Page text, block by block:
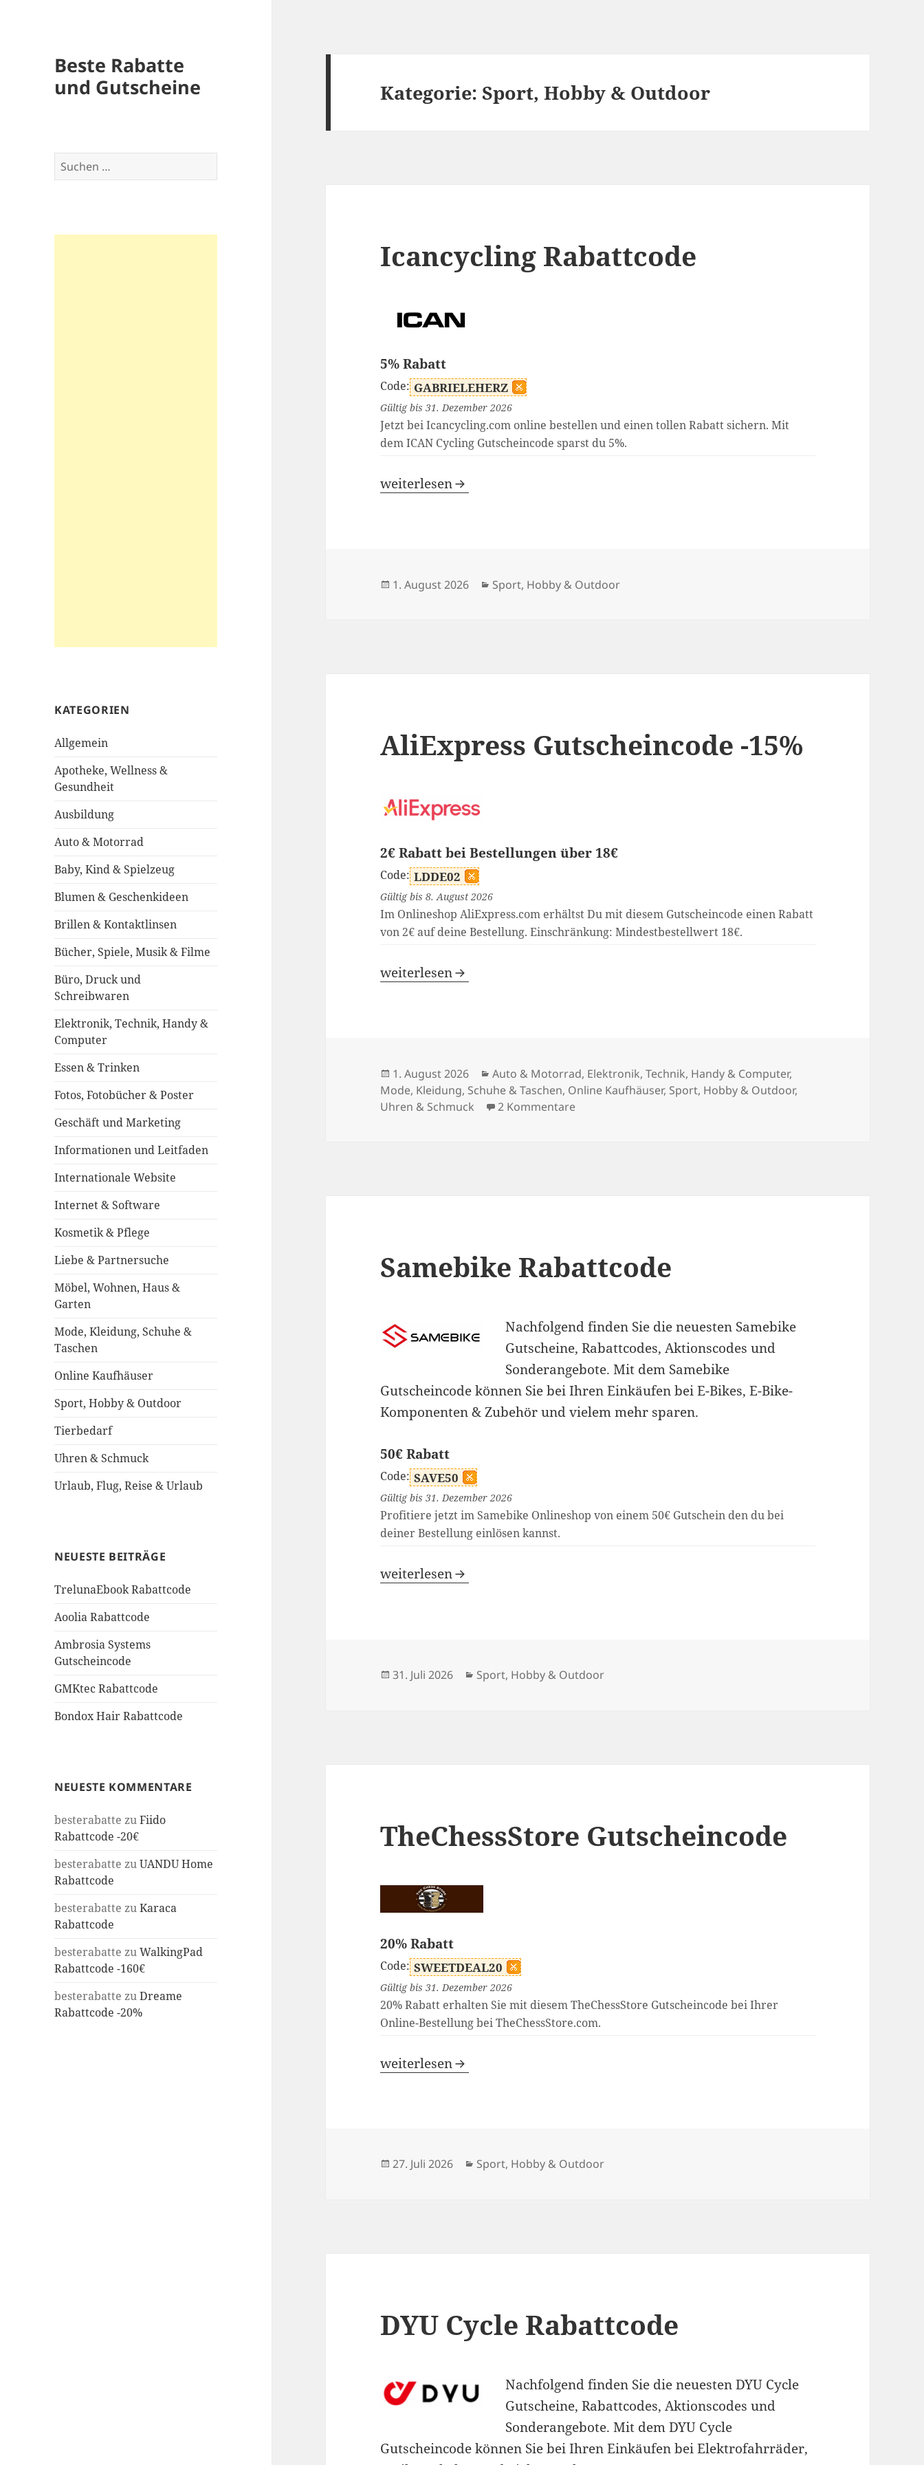
Beste Rabatte
und Gutscheine
Suchen
nach:
KATEGORIEN
Allgemein
Apotheke, Wellness &
Gesundheit
Ausbildung
Auto & Motorrad
Baby, Kind & Spielzeug
Blumen & Geschenkideen
Brillen & Kontaktlinsen
Bücher, Spiele, Musik & Filme
Büro, Druck und
Schreibwaren
Elektronik, Technik, Handy &
Computer
Essen & Trinken
Fotos, Fotobücher & Poster
Geschäft und Marketing
Informationen und Leitfaden
Internationale Website
Internet & Software
Kosmetik & Pflege
Liebe & Partnersuche
Möbel, Wohnen, Haus &
Garten
Mode, Kleidung, Schuhe &
Taschen
Online Kaufhäuser
Sport, Hobby & Outdoor
Tierbedarf
Uhren & Schmuck
Urlaub, Flug, Reise & Urlaub
NEUESTE BEITRÄGE
TrelunaEbook Rabattcode
Aoolia Rabattcode
Ambrosia Systems
Gutscheincode
GMKtec Rabattcode
Bondox Hair Rabattcode
NEUESTE KOMMENTARE
besterabatte zuFiido
Rabattcode -20€
besterabatte zuUANDU Home
Rabattcode
besterabatte zuKaraca
Rabattcode
besterabatte zuWalkingPad
Rabattcode -160€
besterabatte zuDreame
Rabattcode -20%
Kategorie:Sport, Hobby & Outdoor
Icancycling Rabattcode
5% Rabatt
Code: GABRIELEHERZ
Gültig bis 31. Dezember 2026
Jetzt bei Icancycling.com online bestellen und einen tollen Rabatt sichern. Mit
dem ICAN Cycling Gutscheincode sparst du 5%.
Icancycling Rabattcode
weiterlesen
Veröffentlicht
1. August 2026 Kategorien
Sport, Hobby & Outdoor
AliExpress Gutscheincode -15%
2€ Rabatt bei Bestellungen über 18€
Code: LDDE02
Gültig bis 8. August 2026
Im Onlineshop AliExpress.com erhältst Du mit diesem Gutscheincode einen Rabatt
von 2€ auf deine Bestellung. Einschränkung: Mindestbestellwert 18€.
AliExpress Gutscheincode -15%
weiterlesen
Veröffentlicht
am
1. August 2026 Kategorien
Auto & Motorrad, Elektronik, Technik, Handy & Computer,
Mode, Kleidung, Schuhe & Taschen, Online Kaufhäuser, Sport, Hobby & Outdoor,
Uhren & Schmuck
2 Kommentarezu AliExpress Gutscheincode -152
Samebike Rabattcode
Nachfolgend finden Sie die neuesten Samebike
Gutscheine, Rabattcodes, Aktionscodes und
Sonderangebote. Mit dem Samebike
Gutscheincode können Sie bei Ihren Einkäufen bei E-Bikes, E-Bike-
Komponenten & Zubehör und vielem mehr sparen.
50€ Rabatt
Code: SAVE50
Gültig bis 31. Dezember 2026
Profitiere jetzt im Samebike Onlineshop von einem 50€ Gutschein den du bei
deiner Bestellung einlösen kannst.
Samebike Rabattcode
weiterlesen
Veröffentlicht
31. Juli 2026 Kategorien
Sport, Hobby & Outdoor
TheChessStore Gutscheincode
20% Rabatt
Code: SWEETDEAL20
Gültig bis 31. Dezember 2026
20% Rabatt erhalten Sie mit diesem TheChessStore Gutscheincode bei Ihrer
Online-Bestellung bei TheChessStore.com.
TheChessStore Gutscheincode
weiterlesen
Veröffentlicht
27. Juli 2026 Kategorien
Sport, Hobby & Outdoor
DYU Cycle Rabattcode
Nachfolgend finden Sie die neuesten DYU Cycle
Gutscheine, Rabattcodes, Aktionscodes und
Sonderangebote. Mit dem DYU Cycle
Gutscheincode können Sie bei Ihren Einkäufen bei Elektrofahrräder,